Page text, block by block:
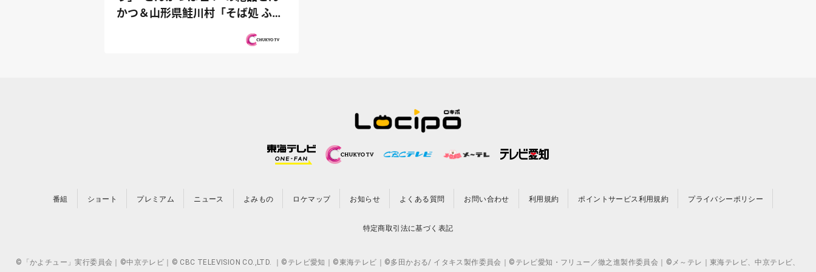
かつ＆山形県鮭川村「そば処 ふく
番組 ショート プレミアム ニュース よみもの ロケマップ お知らせ よくある質問 お問い合わせ 利用規約 ポイントサービス利用規約 プライバシーポリシー
特定商取引法に基づく表記
©「かよチュー」実行委員会｜©中京テレビ｜© CBC TELEVISION CO.,LTD. ｜©テレビ愛知｜©東海テレビ｜©多田かおる/ イタキス製作委員会｜©テレビ愛知・フリュー／徹之進製作委員会｜©メ～テレ｜東海テレビ、中京テレビ、